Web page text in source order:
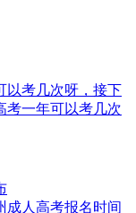
以考几次呀，接下
考一年可以考几次
成人高考报名时间